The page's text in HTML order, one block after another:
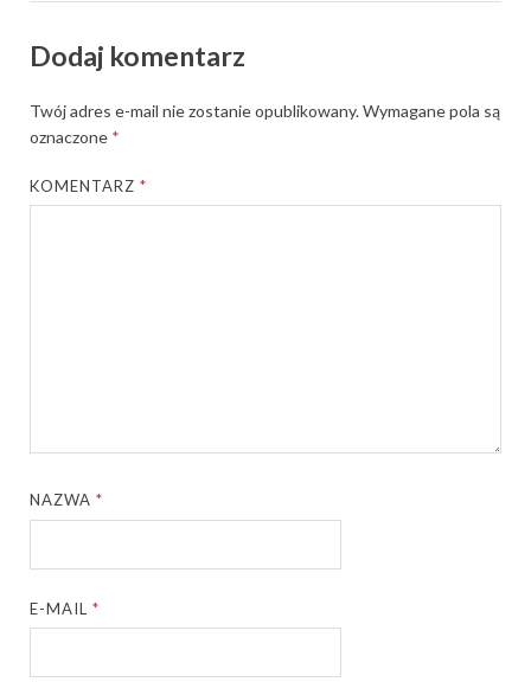
Dodaj komentarz
Twój adres e-mail nie zostanie opublikowany.Wymagane pola są
oznaczone *
KOMENTARZ*
NAZWA*
E-MAIL*